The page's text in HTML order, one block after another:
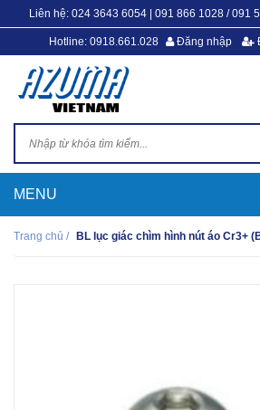
Liên hệ: 024 3643 6054| 091 866 1028 / 091
Hotline: 0918.661.028 Đăng nhập
Trang chủ / BL lục giác chìm hình nút áo Cr3+